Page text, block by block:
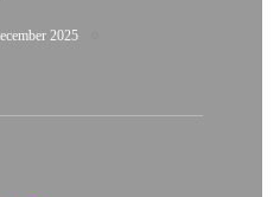
2025